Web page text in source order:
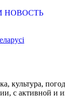
НОВОСТЬ
культура,
с активной